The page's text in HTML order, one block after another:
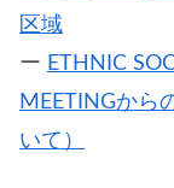
区域
ー ETHNIC
MEETINGから
いて）